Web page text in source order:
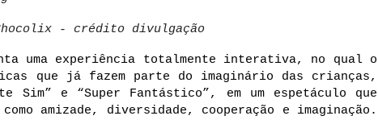
- crédito divulgação
uma experiência totalmente interativa, no qual o
que já fazem parte do imaginário das crianças,
Sim” e “Super Fantástico”, em um espetáculo que
amizade, diversidade, cooperação e imaginação.